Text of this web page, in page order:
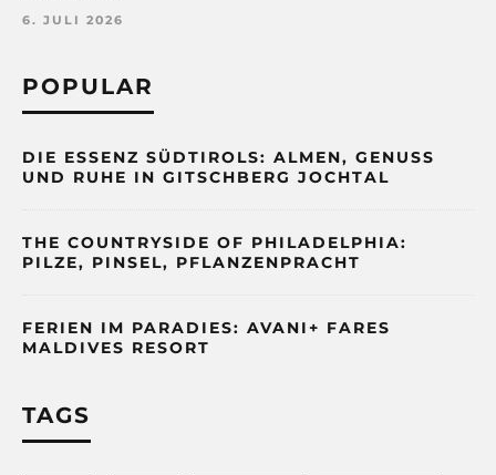
6. JULI 2026
POPULAR
DIE ESSENZ SÜDTIROLS: ALMEN, GENUSS
UND RUHE IN GITSCHBERG JOCHTAL
THE COUNTRYSIDE OF PHILADELPHIA:
PILZE, PINSEL, PFLANZENPRACHT
FERIEN IM PARADIES: AVANI+ FARES
MALDIVES RESORT
TAGS